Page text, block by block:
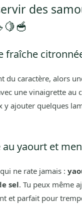
des
fraîche
du caractère, alors
une vinaigrette au
y ajouter quelques
au yaourt et
ne rate jamais :
sel. Tu peux même
et parfait pour